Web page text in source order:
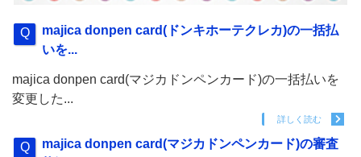
majica donpen card(ドンキホーテクレカ)の一括払
いを...
majica donpen card(マジカドンペンカード)の一括払いを
変更した...
詳しく読む
majica donpen card(マジカドンペンカード)の審査